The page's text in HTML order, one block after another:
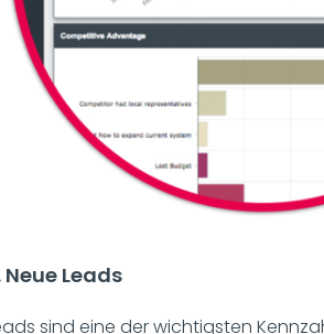
Neue Leads
sind eine der wichtigsten